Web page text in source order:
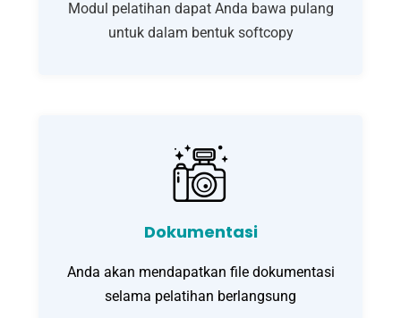
Modul pelatihan dapat Anda bawa pulang
untuk dalam bentuk softcopy
Dokumentasi
Anda akan mendapatkan file dokumentasi
selama pelatihan berlangsung